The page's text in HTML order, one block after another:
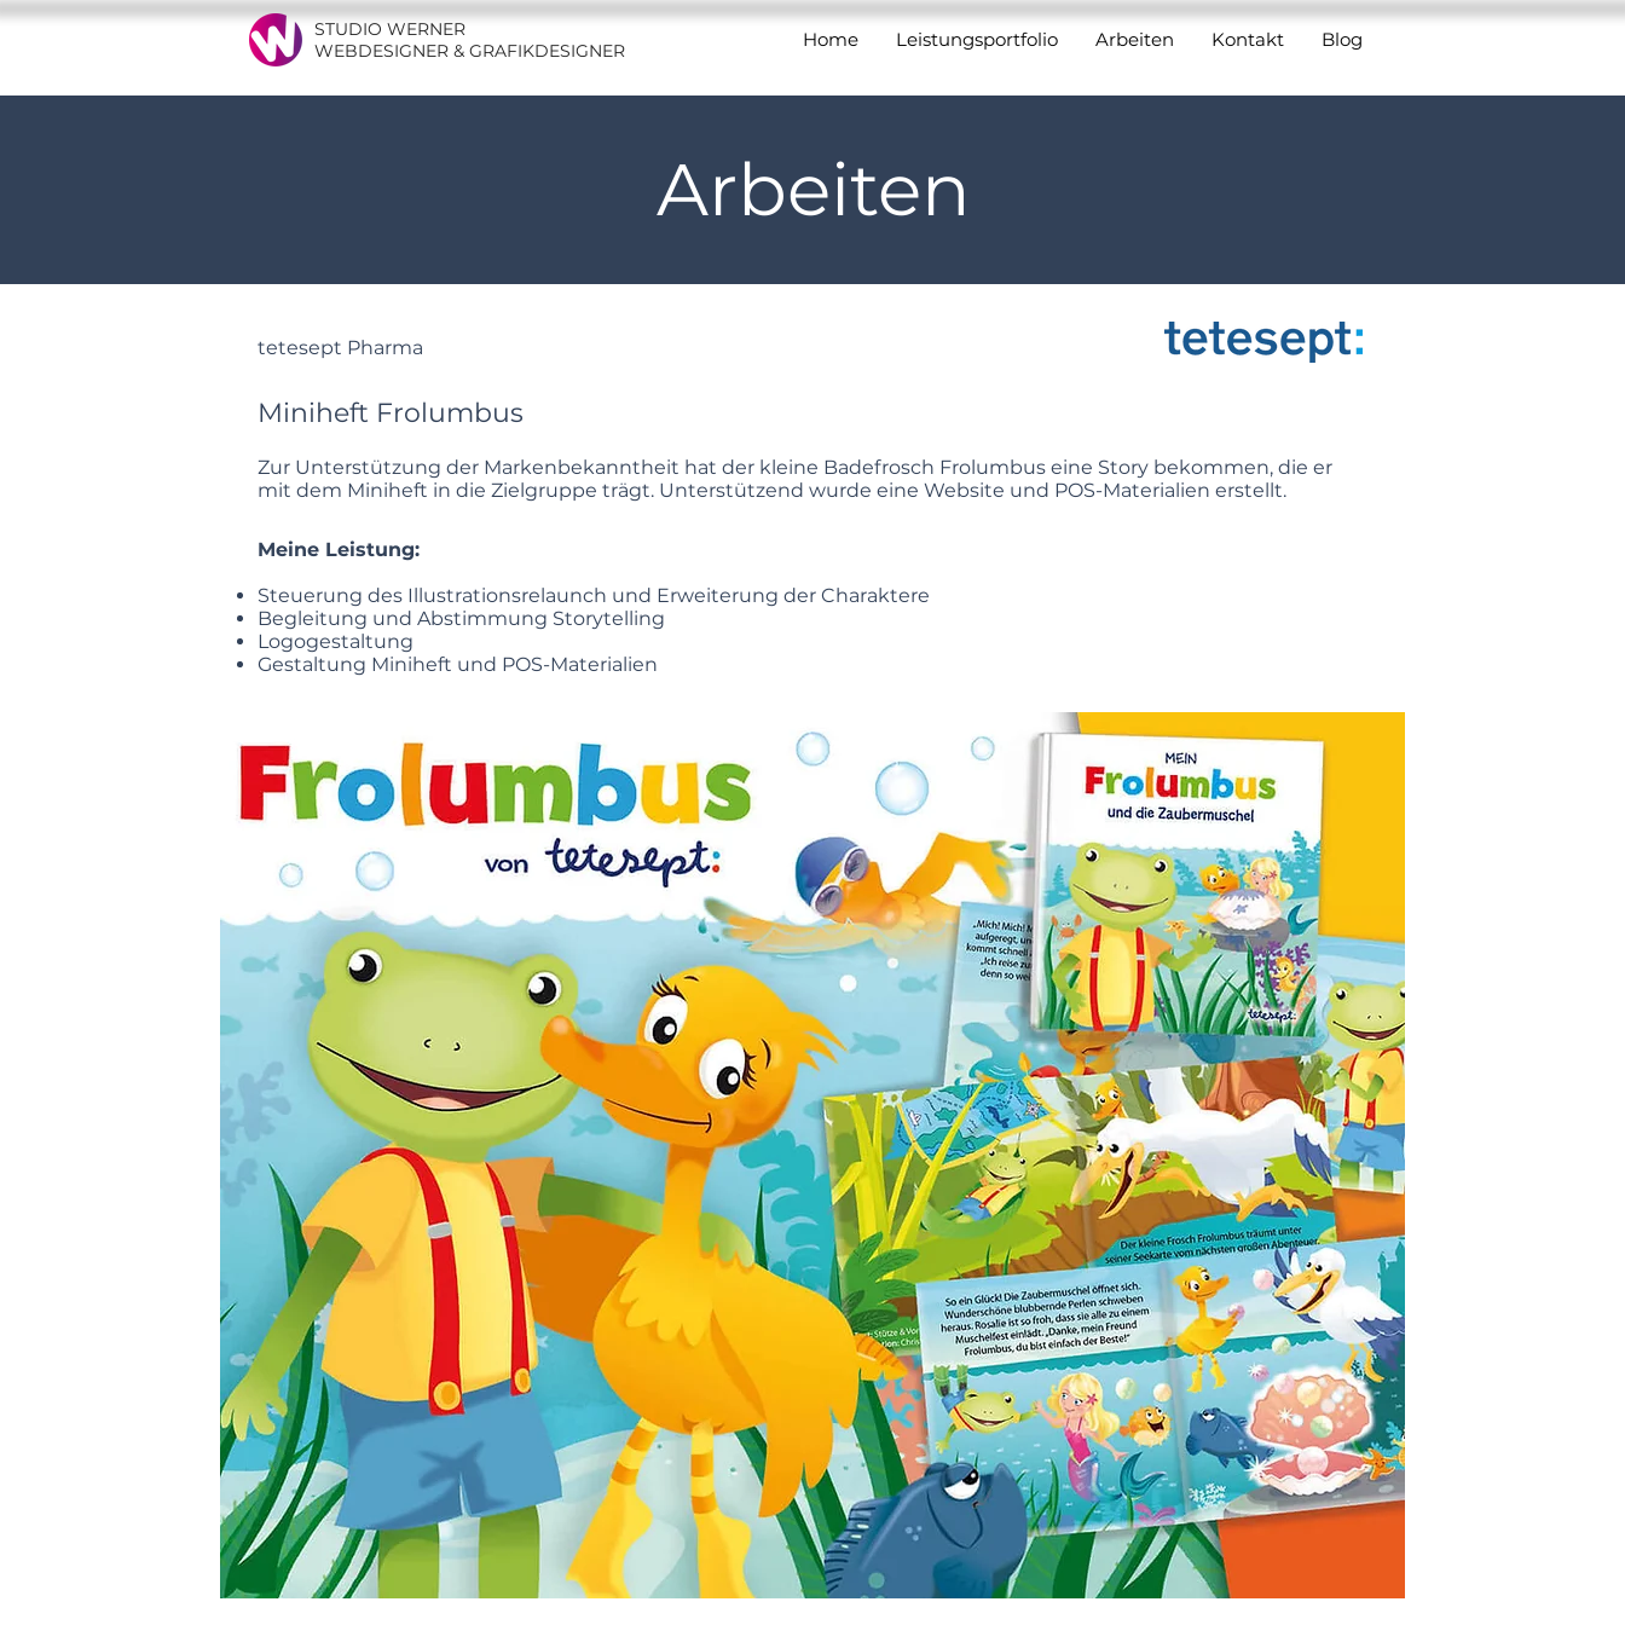
Home Leistungsportfolio Arbeiten Kontakt Blog
STUDIO WERNER
WEBDESIGNER & GRAFIKDESIGNER
Arbeiten
tetesept Pharma
Miniheft Frolumbus
Zur Unterstützung der Markenbekanntheit hat der kleine Badefrosch Frolumbus eine Story bekommen, die er
mit dem Miniheft in die Zielgruppe trägt. Unterstützend wurde eine Website und POS-Materialien erstellt.
Meine Leistung:
Steuerung des Illustrationsrelaunch und Erweiterung der Charaktere
Begleitung und Abstimmung Storytelling
Logogestaltung
Gestaltung Miniheft und POS-Materialien